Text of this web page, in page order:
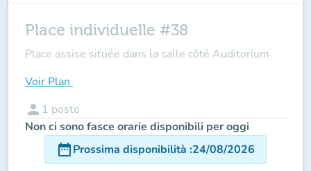
Place individuelle #38
Place assise située dans la salle côté Auditorium
Voir Plan
person 1 posto
Non ci sono fasce orarie disponibili per oggi
date_rangeProssima disponibilità :24/08/2026